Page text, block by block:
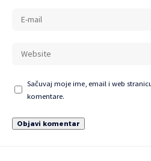
Sačuvaj moje ime, email i web
komentare.